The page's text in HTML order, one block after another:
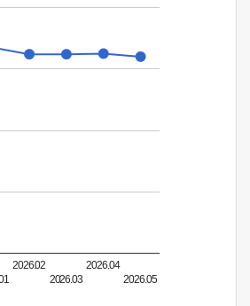
2026.02
2026.03
2026.04
2026.05